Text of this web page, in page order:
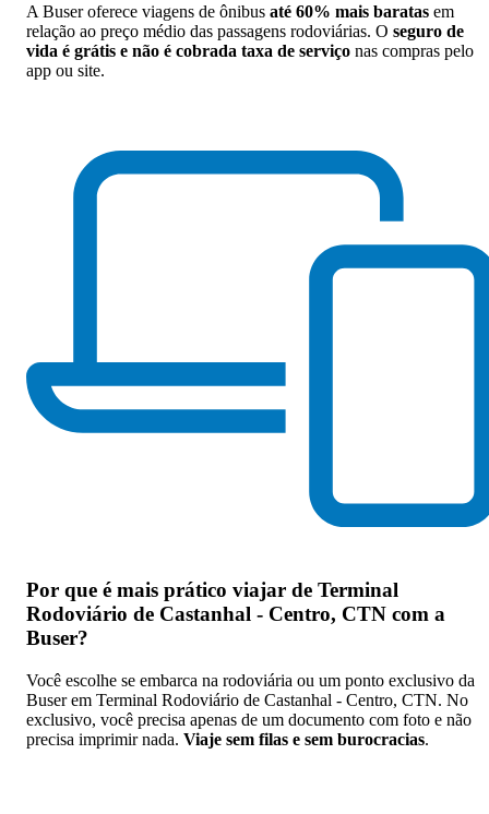
A Buser oferece viagens de ônibus até 60% mais baratas em
relação ao preço médio das passagens rodoviárias. O seguro de
vida é grátis e não é cobrada taxa de serviço nas compras pelo
app ou site.
Por que é mais prático viajar de Terminal
Rodoviário de Castanhal - Centro, CTN com a
Buser?
Você escolhe se embarca na rodoviária ou um ponto exclusivo da
Buser em Terminal Rodoviário de Castanhal - Centro, CTN. No
exclusivo, você precisa apenas de um documento com foto e não
precisa imprimir nada. Viaje sem filas e sem burocracias.